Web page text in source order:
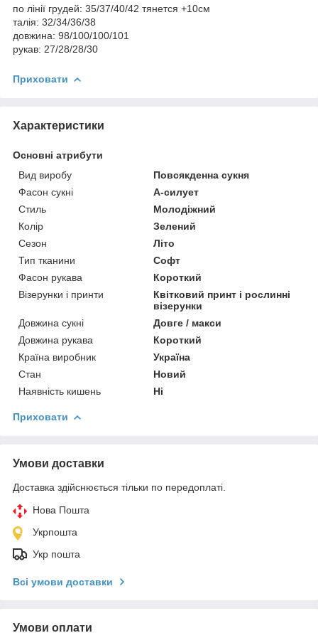
по лінії грудей: 35/37/40/42 тянется +10см
талія: 32/34/36/38
довжина: 98/100/100/101
рукав: 27/28/28/30
Приховати
Характеристики
Основні атрибути
Вид виробу
Повсякденна сукня
Фасон сукні
А-силует
Стиль
Молодіжний
Колір
Зелений
Сезон
Літо
Тип тканини
Софт
Фасон рукава
Короткий
Візерунки і принти
Квітковий принт і рослинні
візерунки
Довжина сукні
Довге / макси
Довжина рукава
Короткий
Країна виробник
Україна
Стан
Новий
Наявність кишень
Ні
Приховати
Умови доставки
Доставка здійснюється тільки по передоплаті.
Нова Пошта
Укрпошта
Укр пошта
Всі умови доставки
Умови оплати